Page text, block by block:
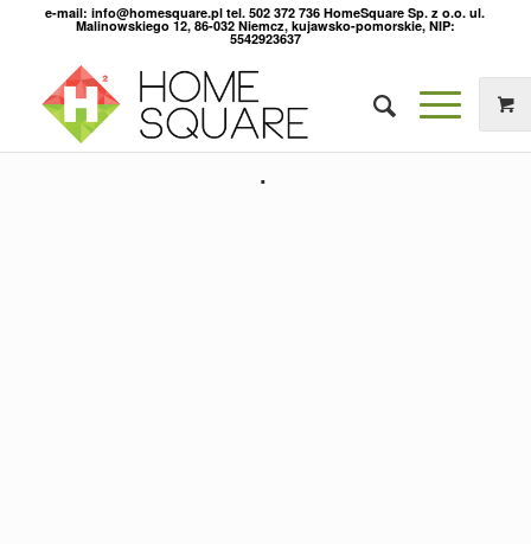
e-mail: info@homesquare.pl tel. 502 372 736 HomeSquare Sp. z o.o. ul.
Malinowskiego 12, 86-032 Niemcz, kujawsko-pomorskie, NIP:
5542923637